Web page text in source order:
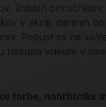
šolskih
v akciji, darilnih
Popust se ne
nakupa vnesite v
torbe, nahrbtnike